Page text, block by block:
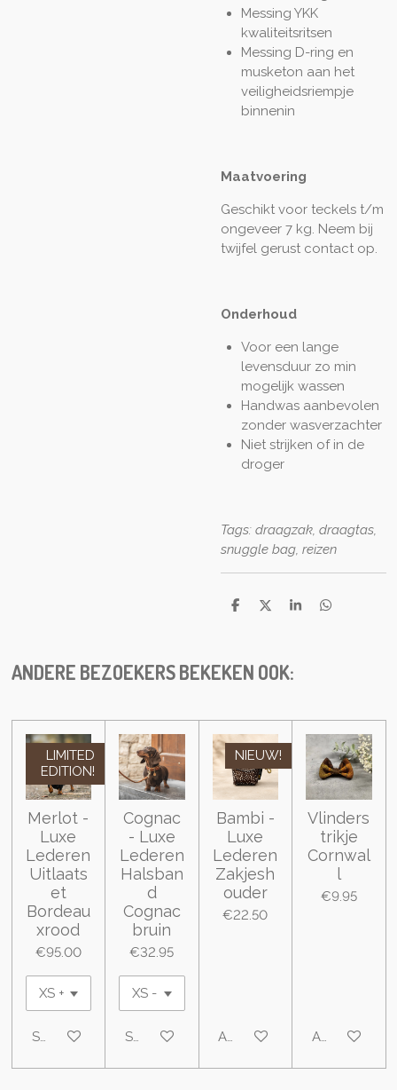
Messing YKK
kwaliteitsritsen
Messing D-ring en
musketon aan het
veiligheidsriempje
binnenin
Maatvoering
Geschikt voor teckels t/m
ongeveer 7 kg. Neem bij
twijfel gerust contact op.
Onderhoud
Voor een lange
levensduur zo min
mogelijk wassen
Handwas aanbevolen
zonder wasverzachter
Niet strijken of in de
droger
Tags: draagzak, draagtas,
snuggle bag, reizen
S
e
S
e
S
S
ANDERE BEZOEKERS BEKEKEN OOK:
LIMITED
EDITION!
Merlot -
Luxe
Lederen
Uitlaats
et
Bordeau
xrood
€95.00
See details
Cognac
- Luxe
Lederen
Halsban
d
Cognac
bruin
€32.95
See details
NIEUW!
Bambi -
Luxe
Lederen
Zakjesh
ouder
€22.50
Add to cart
Vlinders
trikje
Cornwal
l
€9.95
Add to cart